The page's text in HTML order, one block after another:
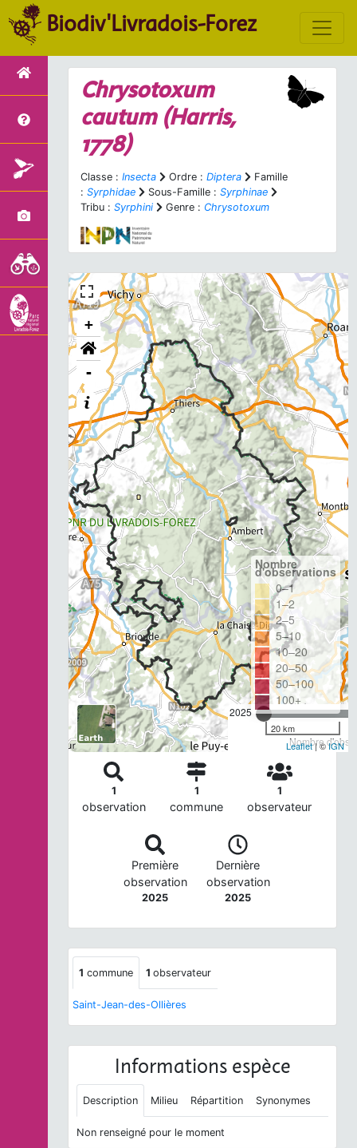
Biodiv'Livradois-Forez
Chrysotoxum
cautum(Harris,
1778)
Classe : Insecta Ordre : Diptera
Famille
: Syrphidae Sous-Famille : Syrphinae
Tribu : Syrphini Genre : Chrysotoxum
+
-
2025
Nombre
Nombre
d'observations
0–1
1–2
2–5
5–10
10–20
20–50
50–100
100+
20 km
Leaflet| ©IGN
1
observation
1
commune
1
observateur
Première
observation
2025
Dernière
observation
2025
1 commune 1 observateur
Saint-Jean-des-Ollières
Informations espèce
Description Milieu Répartition Synonymes
Non renseigné pour le moment